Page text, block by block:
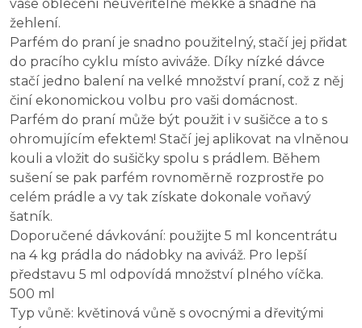
vaše oblečení neuvěřitelně měkké a snadné na
žehlení.
Parfém do praní je snadno použitelný, stačí jej přidat
do pracího cyklu místo aviváže. Díky nízké dávce
stačí jedno balení na velké množství praní, což z něj
činí ekonomickou volbu pro vaši domácnost.
Parfém do praní může být použit i v sušičce a to s
ohromujícím efektem! Stačí jej aplikovat na vlněnou
kouli a vložit do sušičky spolu s prádlem. Během
sušení se pak parfém rovnoměrně rozprostře po
celém prádle a vy tak získate dokonale voňavý
šatník.
Doporučené dávkování: použijte 5 ml koncentrátu
na 4 kg prádla do nádobky na aviváž. Pro lepší
představu 5 ml odpovídá množství plného víčka.
500 ml
Typ vůně: květinová vůně s ovocnými a dřevitými